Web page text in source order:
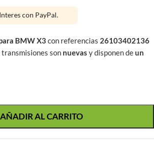
con PayPal.
BMW X3con referencias 26103402136
son nuevas y disponen deun
AÑADIR AL CARRITO